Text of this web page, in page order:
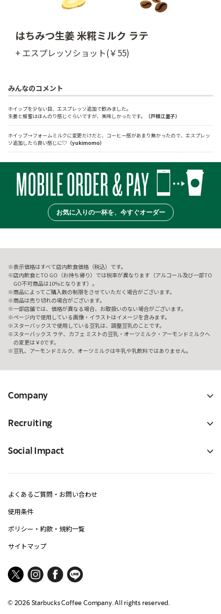
はちみつ生姜 米糀ミルク ラテ
+ エスプレッソショット(￥55)
みんなのコメント
ホイップを少ない目、エスプレッソ追加で飲みました。
生姜と蜂蜜はほんのり感じぐらいですが、美味しかったです。
（戸根江里子）
ホイップ→フォームミルクに変更だけだと、コーヒー感があまり無かったので、エスプレッ
ソ追加したら良い感じに♡ （yukimomo）
お気に入りの一杯を、今すぐオーダー
表示価格はすべて店内飲食価格（税込）です。
店内飲食とTO GO（お持ち帰り）では税率が異なります（アルコール及び一部TO
GO不可商品は10%となります）。
商品によってご購入数の制限をさせていただく場合がございます。
商品は売り切れの場合がございます。
一部店舗では、価格が異なる場合、お取扱いのない場合がございます。
ページ内で使用している画像・イラストはイメージを含みます。
スターバックスで使用している豆乳は、調整豆乳のことです。
スターバックス ラテ、カフェ ミストの豆乳・オーツミルク・アーモンドミルクへ
の変更は￥0です。
豆乳、アーモンドミルク、オーツミルクは牛乳や乳飲料ではありません。
Company
Recruiting
Social Impact
よくあるご質問・お問い合わせ
使用条件
ポリシー・約款・規約一覧
サイトマップ
© 2026Starbucks Coffee Company. All rights reserved.